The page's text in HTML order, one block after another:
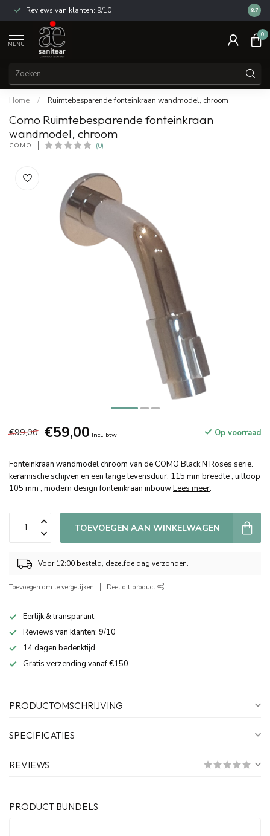
Reviews van klanten: 9/10 14
8.7
MENU
0
Home / Ruimtebesparende fonteinkraan wandmodel, chroom
Como Ruimtebesparende fonteinkraan
wandmodel, chroom
COMO (0)
€99,00 €59,00 Incl. btw Op voorraad
Fonteinkraan wandmodel chroom van de COMO Black'N Roses serie.
keramische schijven en een lange levensduur. 115 mm breedte , uitloop
105 mm , modern design fonteinkraan inbouwLees meer.
TOEVOEGEN AAN WINKELWAGEN
Voor 12:00 besteld, dezelfde dag verzonden.
Toevoegen om te vergelijken Deel dit product
Eerlijk & transparant
Reviews van klanten: 9/10
14 dagen bedenktijd
Gratis verzending vanaf €150
PRODUCTOMSCHRIJVING
SPECIFICATIES
REVIEWS
PRODUCT BUNDELS